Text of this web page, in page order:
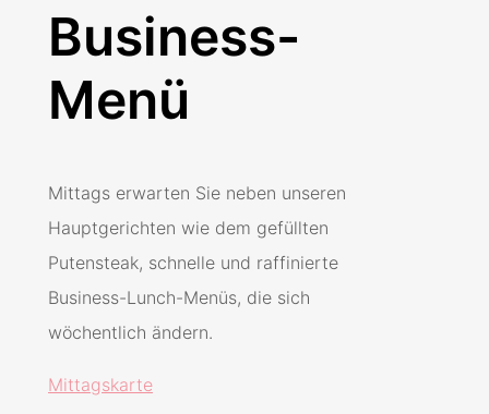
Business-
Menü
Mittags erwarten Sie neben unseren
Hauptgerichten wie dem gefüllten
Putensteak, schnelle und raffinierte
Business-Lunch-Menüs, die sich
wöchentlich ändern.
Mittagskarte